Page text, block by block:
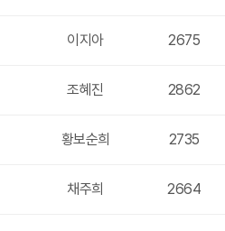
이지아 2675
조혜진 2862
황보순희 2735
채주희 2664